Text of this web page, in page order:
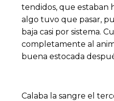
tendidos, que estaban
algo tuvo que pasar,
baja casi por sistema.
completamente al
buena estocada
Calaba la sangre el